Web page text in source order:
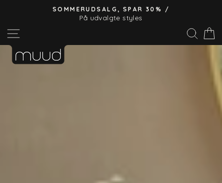
indhold
Pause
SOMMERUDSALG, SPAR 30% /
På udvalgte styles
Søg